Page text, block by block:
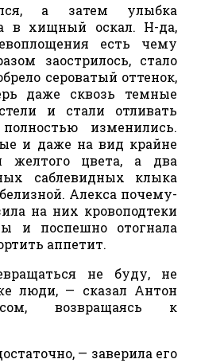
а затем улыбка
в хищный оскал. Н-да,
есть чему
заострилось, стало
сероватый оттенок,
даже сквозь темные
и стали отливать
изменились.
и даже на вид крайне
желтого цвета, а два
саблевидных клыка
Алекса почему-
на них кровоподтеки
и поспешно отогнала
аппетит.
не буду, не
люди, — сказал Антон
возвращаясь к
— заверила его